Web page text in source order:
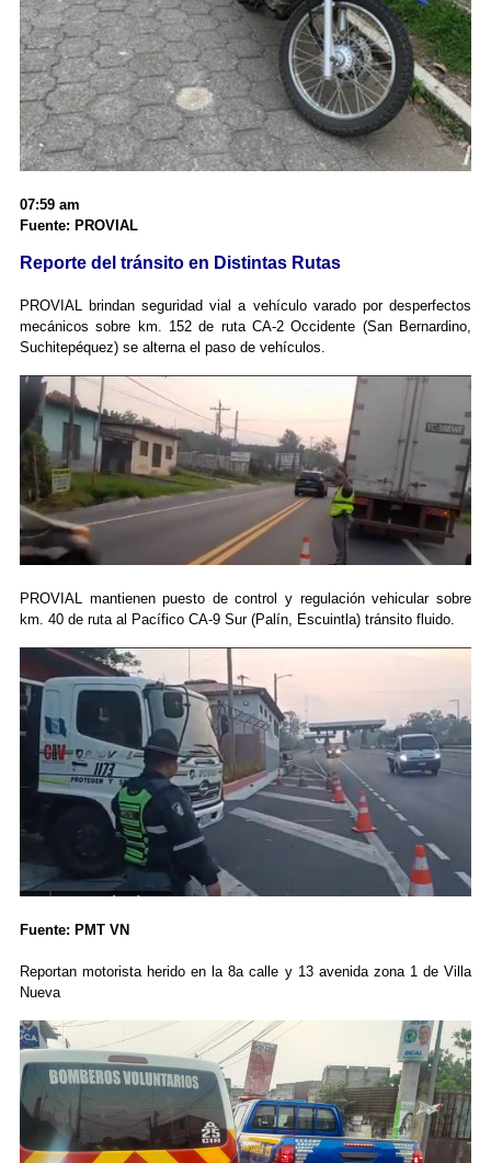
07:59 am
Fuente: PROVIAL
Reporte del tránsito en Distintas Rutas
PROVIAL brindan seguridad vial a vehículo varado por desperfectos
mecánicos sobre km. 152 de ruta CA-2 Occidente (San Bernardino,
Suchitepéquez) se alterna el paso de vehículos.
PROVIAL mantienen puesto de control y regulación vehicular sobre
km. 40 de ruta al Pacífico CA-9 Sur (Palín, Escuintla) tránsito fluido.
Fuente: PMT VN
Reportan motorista herido en la 8a calle y 13 avenida zona 1 de Villa
Nueva